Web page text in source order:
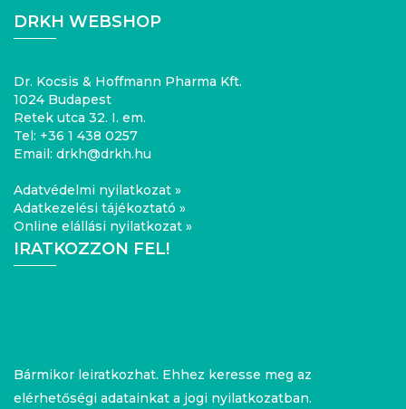
DRKH WEBSHOP
Dr. Kocsis & Hoffmann Pharma Kft.
1024 Budapest
Retek utca 32. I. em.
Tel: +36 1 438 0257
Email: drkh@drkh.hu
Adatvédelmi nyilatkozat »
Adatkezelési tájékoztató »
Online elállási nyilatkozat »
IRATKOZZON FEL!
Bármikor leiratkozhat. Ehhez keresse meg az
elérhetőségi adatainkat a jogi nyilatkozatban.